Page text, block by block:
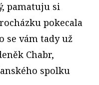
pamatuju si
pokecala
se vám tady už
Chabr,
spolku